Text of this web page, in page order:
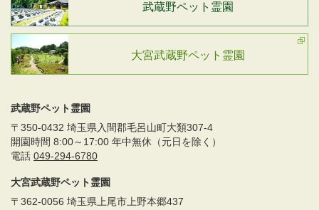
武蔵野ペット霊園
大宮武蔵野ペット霊園
武蔵野ペット霊園
〒350-0432 埼玉県入間郡毛呂山町大類307-4
開園時間 8:00～17:00 年中無休（元日を除く）
電話 049-294-6780
大宮武蔵野ペット霊園
〒362-0056 埼玉県上尾市上野本郷437